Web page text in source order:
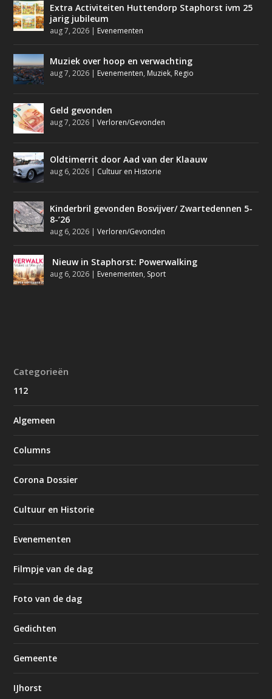
Extra Activiteiten Huttendorp Staphorst ivm 25
jarig jubileum
aug 7, 2026 | Evenementen
Muziek over hoop en verwachting
aug 7, 2026 | Evenementen, Muziek, Regio
Geld gevonden
aug 7, 2026 |Verloren/Gevonden
Oldtimerrit door Aad van der Klaauw
aug 6, 2026 | Cultuur en Historie
Kinderbril gevonden Bosvijver/ Zwartedennen 5-
8-’26
aug 6, 2026 |Verloren/Gevonden
Nieuw in Staphorst: Powerwalking
aug 6, 2026 | Evenementen, Sport
Categorieën
112
Algemeen
Columns
Corona Dossier
Cultuur en Historie
Evenementen
Filmpje van de dag
Foto van de dag
Gedichten
Gemeente
IJhorst